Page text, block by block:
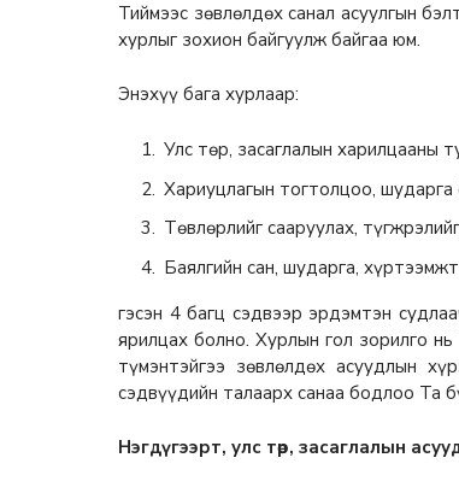
Тиймээс зөвлөлдөх санал асуулгын
хурлыг зохион байгуулж байгаа юм.
Энэхүү бага хурлаар:
Улс төр, засаглалын харилцааны
Хариуцлагын тогтолцоо, шударга
Төвлөрлийг сааруулах,
Баялгийн сан, шударга,
гэсэн 4 багц сэдвээр эрдэмтэн
ярилцах болно. Хурлын гол зорилго
түмэнтэйгээ зөвлөлдөх асуудлын
сэдвүүдийн талаарх санаа бодлоо Та
Нэгдүгээрт, улс төр, засаглалын